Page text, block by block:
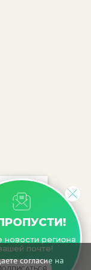
согласие на
новости региона
почте!